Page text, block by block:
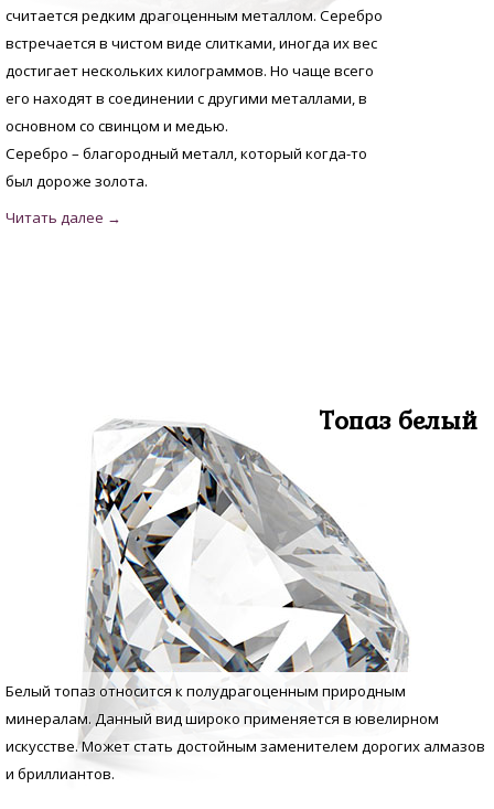
считается редким драгоценным металлом. Серебро
встречается в чистом виде слитками, иногда их вес
достигает нескольких килограммов. Но чаще всего
его находят в соединении с другими металлами, в
основном со свинцом и медью.
Серебро – благородный металл, который когда-то
был дороже золота.
Топаз белый
Белый топаз относится к полудрагоценным природным
минералам. Данный вид широко применяется в ювелирном
искусстве. Может стать достойным заменителем дорогих алмазов
и бриллиантов.